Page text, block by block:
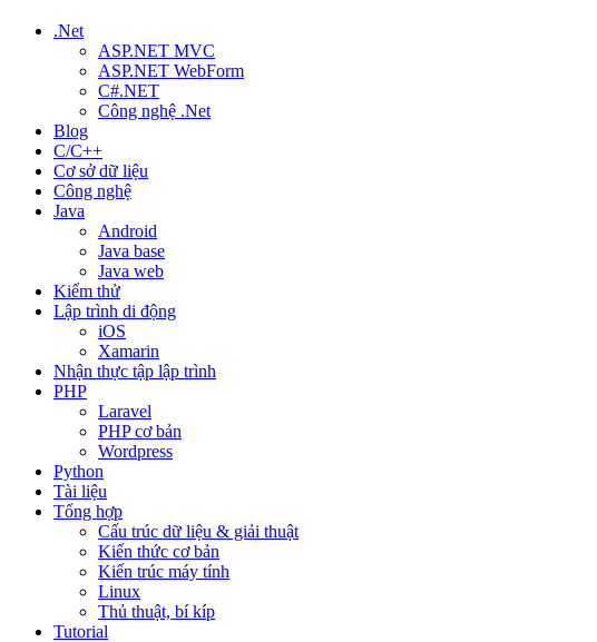
.Net
ASP.NET MVC
ASP.NET WebForm
C#.NET
Công nghệ .Net
Blog
C/C++
Cơ sở dữ liệu
Công nghệ
Java
Android
Java base
Java web
Kiểm thử
Lập trình di động
iOS
Xamarin
Nhận thực tập lập trình
PHP
Laravel
PHP cơ bản
Wordpress
Python
Tài liệu
Tổng hợp
Cấu trúc dữ liệu & giải thuật
Kiến thức cơ bản
Kiến trúc máy tính
Linux
Thủ thuật, bí kíp
Tutorial